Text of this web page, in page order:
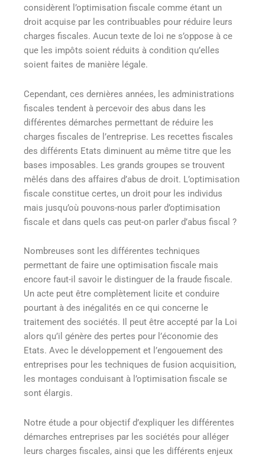
considèrent l’optimisation fiscale comme étant un
droit acquise par les contribuables pour réduire leurs
charges fiscales. Aucun texte de loi ne s’oppose à ce
que les impôts soient réduits à condition qu’elles
soient faites de manière légale.
Cependant, ces dernières années, les administrations
fiscales tendent à percevoir des abus dans les
différentes démarches permettant de réduire les
charges fiscales de l’entreprise. Les recettes fiscales
des différents Etats diminuent au même titre que les
bases imposables. Les grands groupes se trouvent
mêlés dans des affaires d’abus de droit. L’optimisation
fiscale constitue certes, un droit pour les individus
mais jusqu’où pouvons-nous parler d’optimisation
fiscale et dans quels cas peut-on parler d’abus fiscal ?
Nombreuses sont les différentes techniques
permettant de faire une optimisation fiscale mais
encore faut-il savoir le distinguer de la fraude fiscale.
Un acte peut être complètement licite et conduire
pourtant à des inégalités en ce qui concerne le
traitement des sociétés. Il peut être accepté par la Loi
alors qu’il génère des pertes pour l’économie des
Etats. Avec le développement et l’engouement des
entreprises pour les techniques de fusion acquisition,
les montages conduisant à l’optimisation fiscale se
sont élargis.
Notre étude a pour objectif d’expliquer les différentes
démarches entreprises par les sociétés pour alléger
leurs charges fiscales, ainsi que les différents enjeux